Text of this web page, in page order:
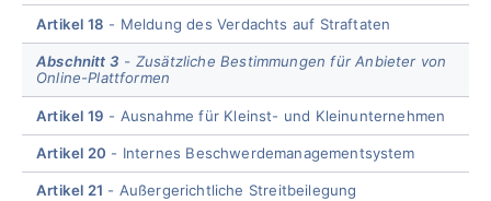
Artikel 18 Meldung des Verdachts auf Straftaten
Abschnitt 3
Zusätzliche Bestimmungen für Anbieter von
Online-Plattformen
Artikel 19 Ausnahme für Kleinst- und Kleinunternehmen
Artikel 20 Internes Beschwerdemanagementsystem
Artikel 21 Außergerichtliche Streitbeilegung